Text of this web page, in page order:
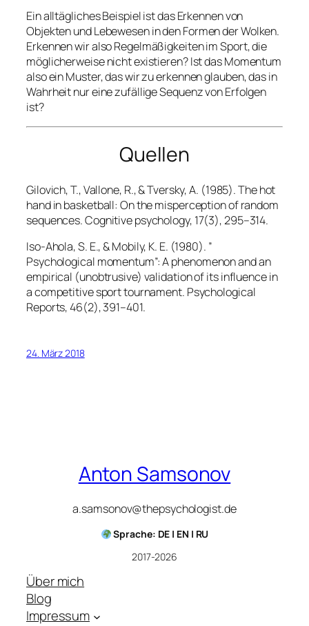
Ein alltägliches Beispiel ist das Erkennen von
Objekten und Lebewesen in den Formen der Wolken.
Erkennen wir also Regelmäßigkeiten im Sport, die
möglicherweise nicht existieren? Ist das Momentum
also ein Muster, das wir zu erkennen glauben, das in
Wahrheit nur eine zufällige Sequenz von Erfolgen
ist?
Quellen
Gilovich, T., Vallone, R., & Tversky, A. (1985). The hot
hand in basketball: On the misperception of random
sequences. Cognitive psychology, 17(3), 295–314.
Iso-Ahola, S. E., & Mobily, K. E. (1980). ”
Psychological momentum”: A phenomenon and an
empirical (unobtrusive) validation of its influence in
a competitive sport tournament. Psychological
Reports, 46(2), 391–401.
24. März 2018
Anton Samsonov
a.samsonov@thepsychologist.de
Sprache: DE | EN | RU
2017-2026
Über mich
Blog
Impressum